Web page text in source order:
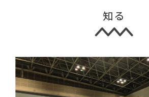
知る